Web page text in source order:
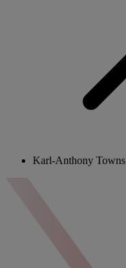
Karl-Anthony Towns